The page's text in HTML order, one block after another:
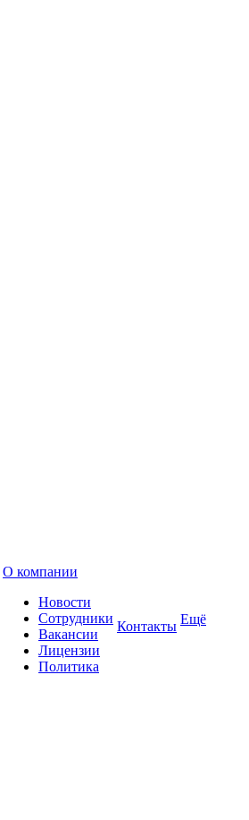
О компании
Новости
Сотрудники
Вакансии
Лицензии
Политика
Контакты Ещё